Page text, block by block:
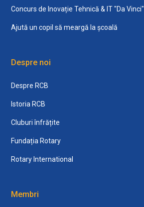
Concurs de Inovație Tehnică & IT "Da Vinci"
Ajută un copil să meargă la școală
Despre noi
Despre RCB
Istoria RCB
Cluburi înfrățite
Fundația Rotary
Rotary International
Membri